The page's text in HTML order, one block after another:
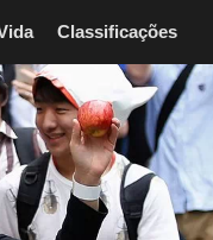
Classificações